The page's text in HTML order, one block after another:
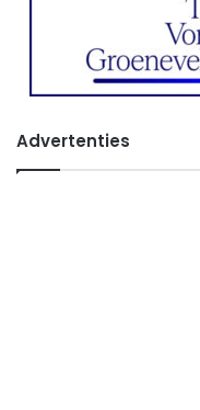
Advertenties